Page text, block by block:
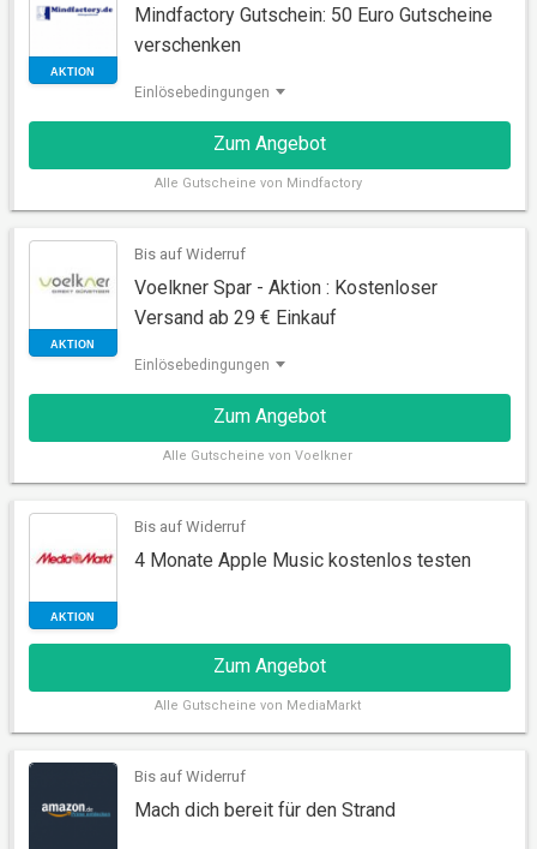
AKTION
Mindfactory Gutschein: 50 Euro Gutscheine
verschenken
Einlösebedingungen
Zum Angebot
Alle Gutscheine von Mindfactory
AKTION
Bis auf Widerruf
Voelkner Spar - Aktion : Kostenloser
Versand ab 29 € Einkauf
Einlösebedingungen
Zum Angebot
Alle Gutscheine von Voelkner
Bis auf Widerruf
4 Monate Apple Music kostenlos testen
Zum Angebot
Alle Gutscheine von MediaMarkt
Bis auf Widerruf
Mach dich bereit für den Strand